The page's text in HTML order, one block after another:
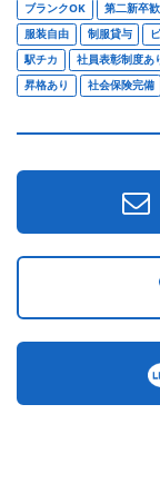
ブランクOK
第二新卒
服装自由
制服貸与
駅チカ
社員表彰制度あ
昇格あり
社会保険完備